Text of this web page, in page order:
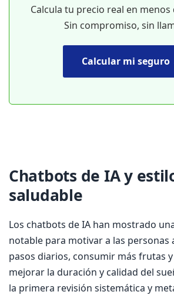
Calcula tu precio real en
Sin compromiso, sin
Calcular mi seguro
Chatbots de IA y
saludable
Los chatbots de IA han mostrado
notable para motivar a las personas
pasos diarios, consumir más frutas
mejorar la duración y calidad del
la primera revisión sistemática y